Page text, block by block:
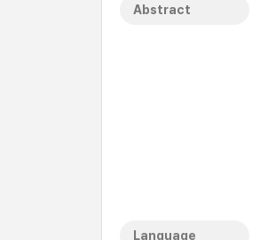
Abstract
Language